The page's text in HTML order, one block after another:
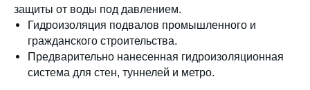
защиты от воды под давлением.
Гидроизоляция подвалов промышленного и
гражданского строительства.
Предварительно нанесенная гидроизоляционная
система для стен, туннелей и метро.